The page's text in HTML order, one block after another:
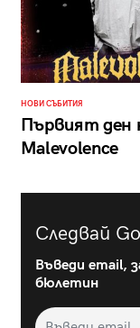
НОВИ СЪБИТИЯ
Първият ден
Malevolence
Следвай
Въведи email,
бюлетин